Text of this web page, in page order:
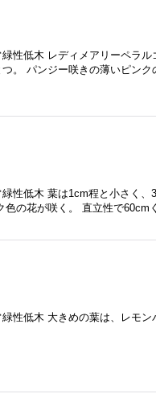
性低木 レディメアリーペラル
。 パンジー咲きの薄いピン
性低木 葉は1cm程と小さく、
色の花が咲く。 直立性で
性低木 大きめの葉は、レモ